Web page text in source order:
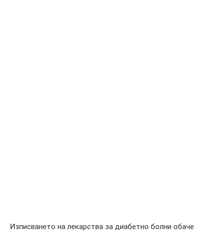
Изписването на лекарства за диабетно болни обаче